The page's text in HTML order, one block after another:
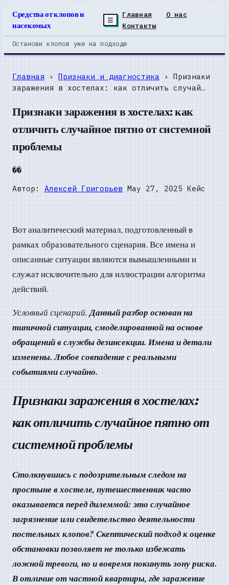
Средства от клопов и
насекомых
☰
Главная
О нас
Контакты
Останови клопов уже на подходе
Главная › Признаки и диагностика › Признаки
заражения в хостелах: как отличить случай…
Признаки заражения в хостелах: как
отличить случайное пятно от системной
проблемы
��
Автор: Алексей Григорьев May 27, 2025 Кейс
Вот аналитический материал, подготовленный в
рамках образовательного сценария. Все имена и
описанные ситуации являются вымышленными и
служат исключительно для иллюстрации алгоритма
действий.
Условный сценарий.Данный разбор основан на
типичной ситуации, смоделированной на основе
обращений в службы дезинсекции. Имена и детали
изменены. Любое совпадение с реальными
событиями случайно.
Признаки заражения в хостелах:
как отличить случайное пятно от
системной проблемы
Столкнувшись с подозрительным следом на
простыне в хостеле, путешественник часто
оказывается перед дилеммой: это случайное
загрязнение или свидетельство деятельности
постельных клопов? Скептический подход к оценке
обстановки позволяет не только избежать
ложной тревоги, но и вовремя покинуть зону риска.
В отличие от частной квартиры, где заражение